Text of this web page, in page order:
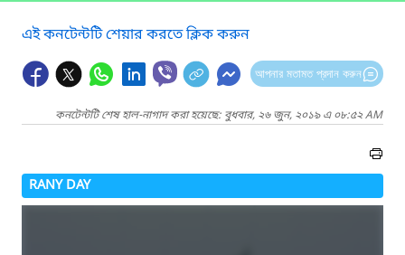
এই কনটেন্টটি শেয়ার করতে ক্লিক করুন
আপনার মতামত প্রদান করুন
কনটেন্টটি শেষ হাল-নাগাদ করা হয়েছে: বুধবার, ২৬ জুন, ২০১৯ এ ০৮:৫২ AM
RANY DAY